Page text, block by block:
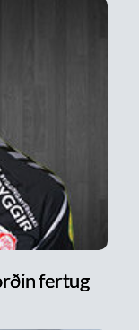
fertug